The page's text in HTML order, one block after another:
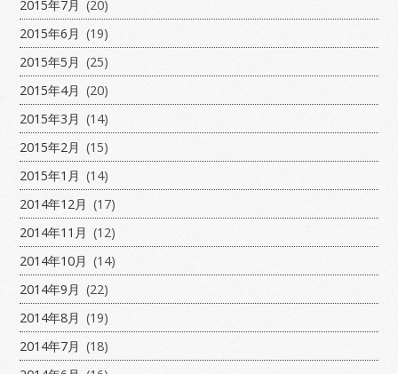
2015年7月 (20)
2015年6月 (19)
2015年5月 (25)
2015年4月 (20)
2015年3月 (14)
2015年2月 (15)
2015年1月 (14)
2014年12月 (17)
2014年11月 (12)
2014年10月 (14)
2014年9月 (22)
2014年8月 (19)
2014年7月 (18)